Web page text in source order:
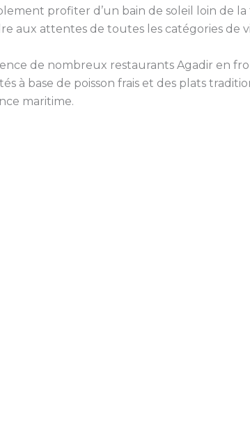
profiter d’un bain de soleil loin de
aux attentes de toutes les catégories de
de nombreux restaurants Agadir en
à base de poisson frais et des plats
maritime.